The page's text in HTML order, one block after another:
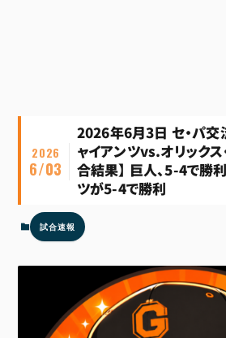
2026年6月3日 セ・パ交
ャイアンツvs.オリックス
合結果】 巨人、5-4で勝利
ツが5-4で勝利
2026
6/03
試合速報